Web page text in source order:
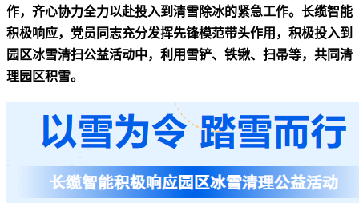
作，齐心协力全力以赴投入到清雪除冰的紧急工作。长缆智能
积极响应，党员同志充分发挥先锋模范带头作用，积极投入到
园区冰雪清扫公益活动中，利用雪铲、铁锹、扫帚等，共同清
理园区积雪。